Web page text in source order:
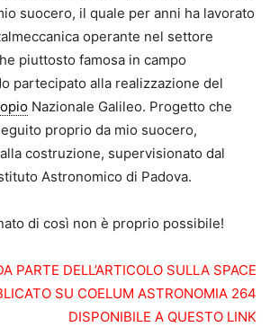
suocero, il quale per anni ha lavorato
operante nel settore
piuttosto famosa in campo
partecipato alla realizzazione del
Nazionale Galileo. Progetto che
proprio da mio suocero,
costruzione, supervisionato dal
Astronomico di Padova.
di così non è proprio possibile!
PARTE DELL’ARTICOLO SULLA SPACE
SU COELUM ASTRONOMIA 264
DISPONIBILE A QUESTO LINK